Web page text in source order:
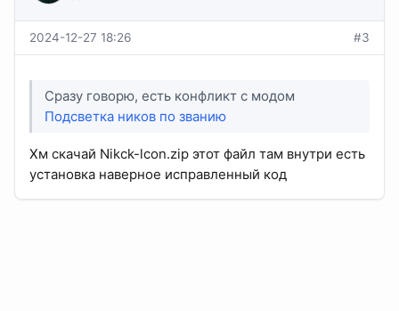
2024-12-27 18:26 #3
Сразу говорю, есть конфликт с модом
Подсветка ников по званию
Хм скачай Nikck-lcon.zip этот файл там внутри есть
установка наверное исправленный код